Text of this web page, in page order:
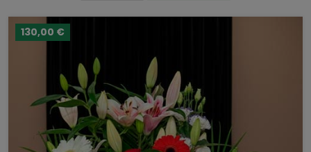
130,00 €